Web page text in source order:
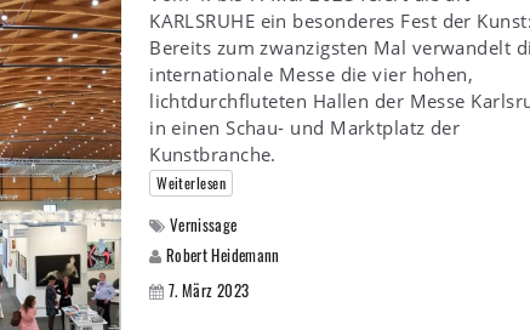
KARLSRUHE ein besonderes Fest der Kunst:
Bereits zum zwanzigsten Mal verwandelt
internationale Messe die vier hohen,
lichtdurchfluteten Hallen der Messe
in einen Schau- und Marktplatz der
Kunstbranche.
Weiterlesen
Vernissage
Robert Heidemann
7. März 2023